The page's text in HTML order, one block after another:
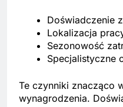
Doświadczenie
Lokalizacja
Sezonowość
Specjalistyczne
Te czynniki znacząco
wynagrodzenia.